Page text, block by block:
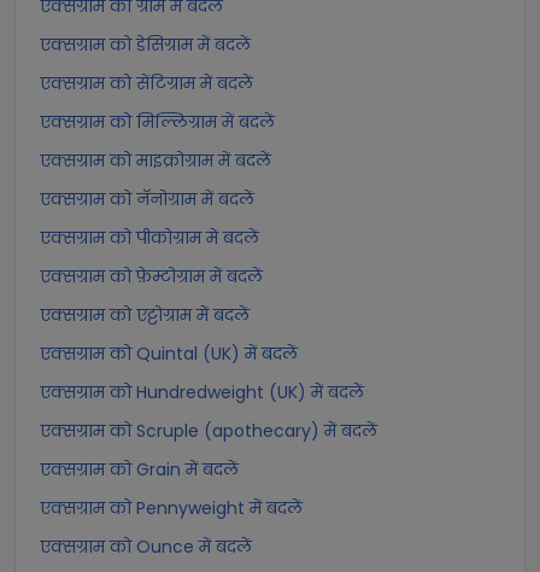
एक्सग्राम को ग्राम में बदलें
एक्सग्राम को डेसिग्राम में बदलें
एक्सग्राम को सेंटिग्राम में बदलें
एक्सग्राम को मिल्लिग्राम में बदलें
एक्सग्राम को माइक्रोग्राम में बदलें
एक्सग्राम को नॅनोग्राम में बदलें
एक्सग्राम को पीकोग्राम में बदलें
एक्सग्राम को फ़ेम्टोग्राम में बदलें
एक्सग्राम को एट्टोग्राम में बदलें
एक्सग्राम को Quintal (UK) में बदलें
एक्सग्राम को Hundredweight (UK) में बदलें
एक्सग्राम को Scruple (apothecary) में बदलें
एक्सग्राम को Grain में बदलें
एक्सग्राम को Pennyweight में बदलें
एक्सग्राम को Ounce में बदलें